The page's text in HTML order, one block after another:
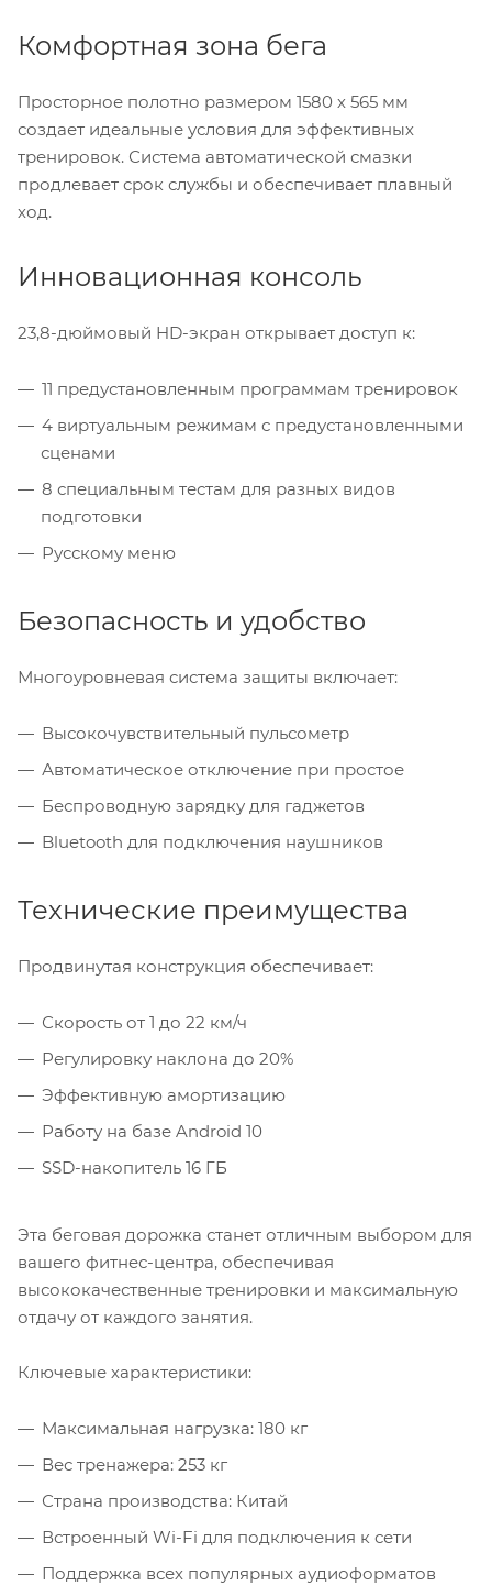
Комфортная зона бега
Просторное полотно размером 1580 х 565 мм
создает идеальные условия для эффективных
тренировок. Система автоматической смазки
продлевает срок службы и обеспечивает плавный
ход.
Инновационная консоль
23,8-дюймовый HD-экран открывает доступ к:
11 предустановленным программам тренировок
4 виртуальным режимам с предустановленными
сценами
8 специальным тестам для разных видов
подготовки
Русскому меню
Безопасность и удобство
Многоуровневая система защиты включает:
Высокочувствительный пульсометр
Автоматическое отключение при простое
Беспроводную зарядку для гаджетов
Bluetooth для подключения наушников
Технические преимущества
Продвинутая конструкция обеспечивает:
Скорость от 1 до 22 км/ч
Регулировку наклона до 20%
Эффективную амортизацию
Работу на базе Android 10
SSD-накопитель 16 ГБ
Эта беговая дорожка станет отличным выбором для
вашего фитнес-центра, обеспечивая
высококачественные тренировки и максимальную
отдачу от каждого занятия.
Ключевые характеристики:
Максимальная нагрузка: 180 кг
Вес тренажера: 253 кг
Страна производства: Китай
Встроенный Wi-Fi для подключения к сети
Поддержка всех популярных аудиоформатов